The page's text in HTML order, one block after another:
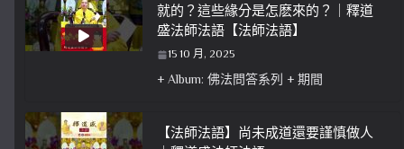
就的？這些緣分是怎麽來的？｜釋道
盛法師法語【法師法語】
15 10 月, 2025
+ Album: 佛法問答系列 + 期間
【法師法語】尚未成道還要謹慎做人